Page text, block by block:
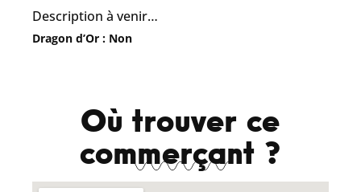
Description à venir…
Dragon d’Or : Non
Où trouver ce
commerçant ?